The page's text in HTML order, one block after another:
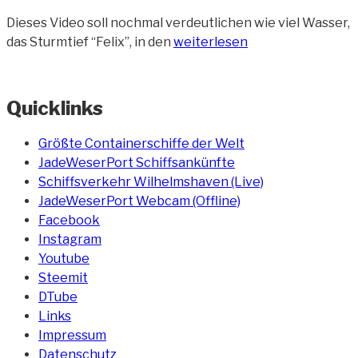
Dieses Video soll nochmal verdeutlichen wie viel Wasser,
das Sturmtief “Felix”, in den „Nachthochwasser
weiterlesen
Quicklinks
Größte Containerschiffe der Welt
JadeWeserPort Schiffsankünfte
Schiffsverkehr Wilhelmshaven (Live)
JadeWeserPort Webcam (Offline)
Facebook
Instagram
Youtube
Steemit
DTube
Links
Impressum
Datenschutz